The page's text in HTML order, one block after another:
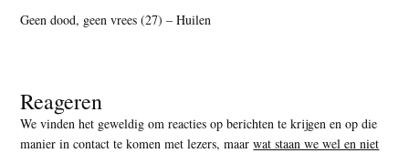
Geen dood, geen vrees (27) – Huilen
Reageren
We vinden het geweldig om reacties op berichten te krijgen en op die
manier in contact te komen met lezers, maarwat staan we wel en niet